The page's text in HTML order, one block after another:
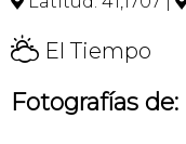
H El Tiempo
Fotografías de: